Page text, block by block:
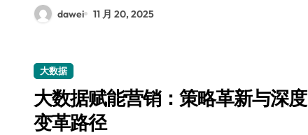
dawei 11 月 20, 2025
大数据
大数据赋能营销：策略革新与深度
变革路径